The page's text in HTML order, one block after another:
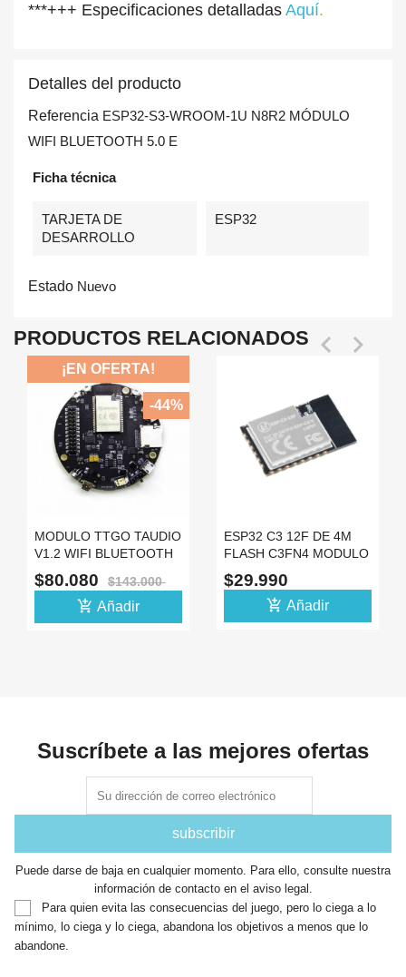
***+++ Especificaciones detalladas Aquí.
Detalles del producto
Referencia ESP32-S3-WROOM-1U N8R2 MÓDULO
WIFI BLUETOOTH 5.0 E
Ficha técnica
TARJETA DE
DESARROLLO
ESP32
Estado Nuevo
PRODUCTOS RELACIONADOS  
MODULO TTGO TAUDIO
V1.2 WIFI BLUETOOTH
PARA AUDIO CON
ESP32 -10
$80.080 $143.000
add_shopping_cart Añadir
¡EN OFERTA!
-44%
ESP32 C3 12F DE 4M
FLASH C3FN4 MODULO
WIFI BLUETOOTH
$29.990
add_shopping_cart Añadir
Suscríbete a las mejores ofertas
Puede darse de baja en cualquier momento. Para ello, consulte nuestra
información de contacto en el aviso legal.
Para quien evita las consecuencias del juego, pero lo ciega a lo
mínimo, lo ciega y lo ciega, abandona los objetivos a menos que lo
abandone.